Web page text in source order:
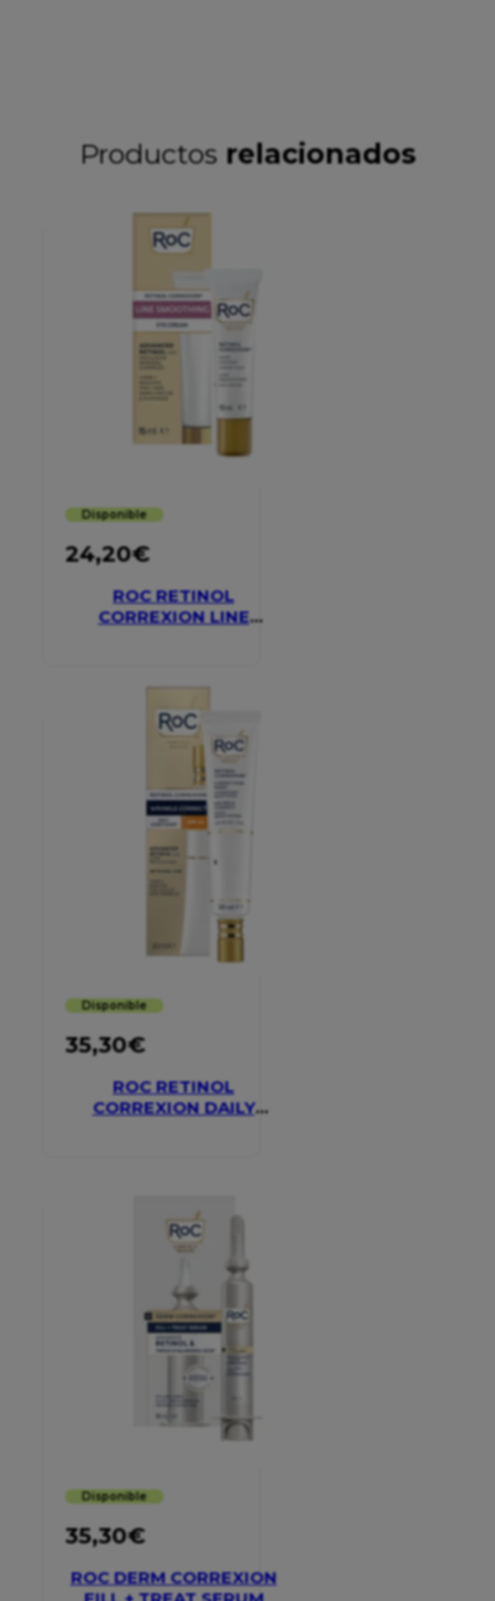
Productos relacionados
Disponible
24,20€
ROC RETINOL
CORREXION LINE
Disponible
35,30€
ROC RETINOL
CORREXION DAILY
Disponible
35,30€
ROC DERM CORREXION